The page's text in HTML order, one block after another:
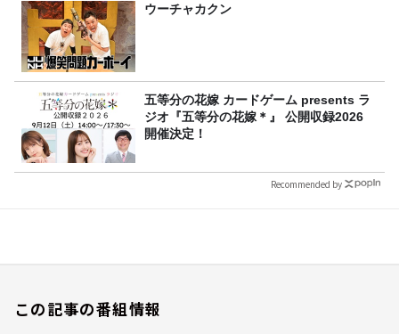
ウーチャカクン
五等分の花嫁 カードゲーム presents ラ
ジオ『五等分の花嫁＊』 公開収録2026
開催決定！
Recommended by
この記事の番組情報